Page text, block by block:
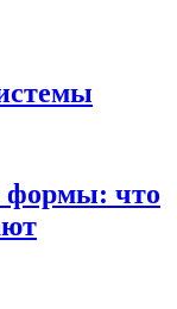
формы: что